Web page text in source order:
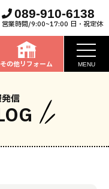
089-910-6138
営業時間/9:00~17:00 日・祝定休
その他リフォーム MENU
信